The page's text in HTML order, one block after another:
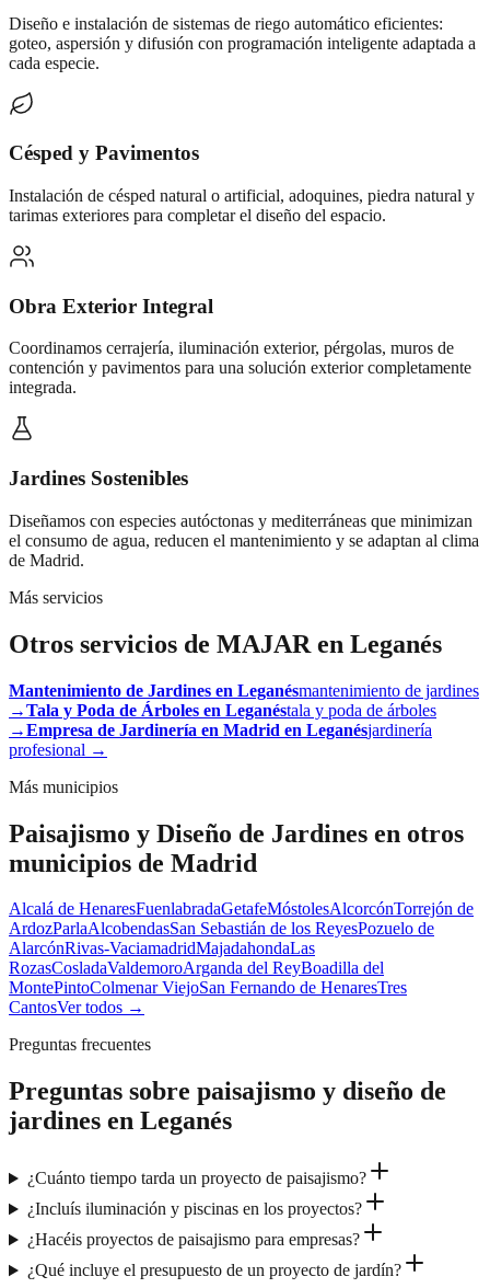
Diseño e instalación de sistemas de riego automático eficientes:
goteo, aspersión y difusión con programación inteligente adaptada a
cada especie.
Césped y Pavimentos
Instalación de césped natural o artificial, adoquines, piedra natural y
tarimas exteriores para completar el diseño del espacio.
Obra Exterior Integral
Coordinamos cerrajería, iluminación exterior, pérgolas, muros de
contención y pavimentos para una solución exterior completamente
integrada.
Jardines Sostenibles
Diseñamos con especies autóctonas y mediterráneas que minimizan
el consumo de agua, reducen el mantenimiento y se adaptan al clima
de Madrid.
Más servicios
Otros servicios de MAJAR en Leganés
Mantenimiento de Jardines en Leganésmantenimiento de jardines
→Tala y Poda de Árboles en Leganéstala y poda de árboles
→Empresa de Jardinería en Madrid en Leganésjardinería
profesional →
Más municipios
Paisajismo y Diseño de Jardines en otros
municipios de Madrid
Alcalá de HenaresFuenlabradaGetafeMóstolesAlcorcónTorrejón de
ArdozParlaAlcobendasSan Sebastián de los ReyesPozuelo de
AlarcónRivas-VaciamadridMajadahondaLas
RozasCosladaValdemoroArganda del ReyBoadilla del
MontePintoColmenar ViejoSan Fernando de HenaresTres
CantosVer todos →
Preguntas frecuentes
Preguntas sobre paisajismo y diseño de
jardines en Leganés
¿Cuánto tiempo tarda un proyecto de paisajismo?
¿Incluís iluminación y piscinas en los proyectos?
¿Hacéis proyectos de paisajismo para empresas?
¿Qué incluye el presupuesto de un proyecto de jardín?